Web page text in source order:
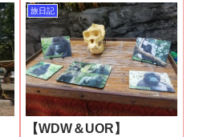
旅日記
【WDW＆UOR】